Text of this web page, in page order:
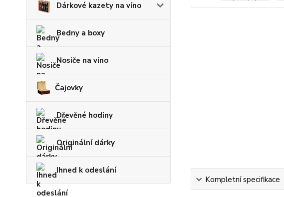
Dárkové kazety na víno
Bedny a boxy
Nosiče na víno
Čajovky
Dřevěné hodiny
Originální dárky
Ihned k odeslání
Kompletní specifikace